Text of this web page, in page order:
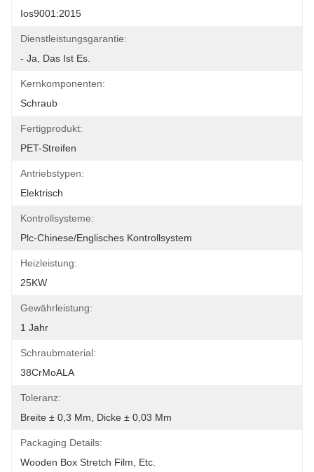
Ios9001:2015
Dienstleistungsgarantie:
- Ja, Das Ist Es.
Kernkomponenten:
Schraub
Fertigprodukt:
PET-Streifen
Antriebstypen:
Elektrisch
Kontrollsysteme:
Plc-Chinese/englisches Kontrollsystem
Heizleistung:
25KW
Gewährleistung:
1 Jahr
Schraubmaterial:
38CrMoALA
Toleranz:
Breite ± 0,3 Mm, Dicke ± 0,03 Mm
Packaging Details:
Wooden Box Stretch Film, Etc.